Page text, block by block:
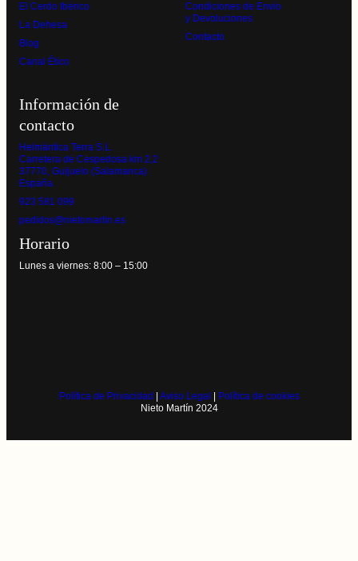
El Cerdo Ibérico
La Dehesa
Blog
Canal Ético
Condiciones de Envío
y Devoluciones
Contacto
Información de
contacto
Helmántica Terra S.L.
Carretera de Cespedosa km 2,2
37770, Guijuelo (Salamanca)
España
923 581 099
pedidos@nietomartin.es
Horario
Lunes a viernes: 8:00 – 15:00
Política de Privacidad Aviso Legal
Política de cookies
Nieto Martín 2024